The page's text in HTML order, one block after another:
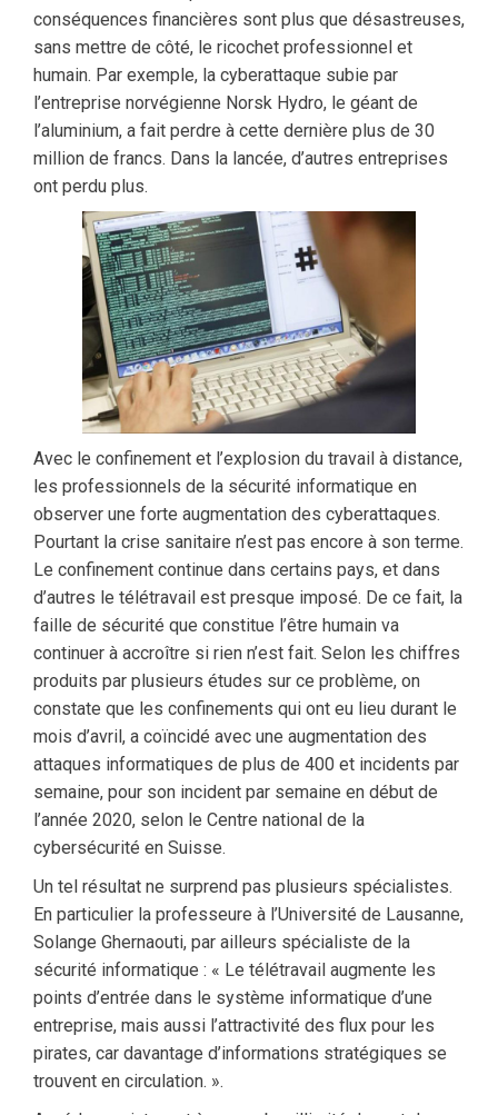
conséquences financières sont plus que désastreuses,
sans mettre de côté, le ricochet professionnel et
humain. Par exemple, la cyberattaque subie par
l’entreprise norvégienne Norsk Hydro, le géant de
l’aluminium, a fait perdre à cette dernière plus de 30
million de francs. Dans la lancée, d’autres entreprises
ont perdu plus.
Avec le confinement et l’explosion du travail à distance,
les professionnels de la sécurité informatique en
observer une forte augmentation des cyberattaques.
Pourtant la crise sanitaire n’est pas encore à son terme.
Le confinement continue dans certains pays, et dans
d’autres le télétravail est presque imposé. De ce fait, la
faille de sécurité que constitue l’être humain va
continuer à accroître si rien n’est fait. Selon les chiffres
produits par plusieurs études sur ce problème, on
constate que les confinements qui ont eu lieu durant le
mois d’avril, a coïncidé avec une augmentation des
attaques informatiques de plus de 400 et incidents par
semaine, pour son incident par semaine en début de
l’année 2020, selon le Centre national de la
cybersécurité en Suisse.
Un tel résultat ne surprend pas plusieurs spécialistes.
En particulier la professeure à l’Université de Lausanne,
Solange Ghernaouti, par ailleurs spécialiste de la
sécurité informatique : « Le télétravail augmente les
points d’entrée dans le système informatique d’une
entreprise, mais aussi l’attractivité des flux pour les
pirates, car davantage d’informations stratégiques se
trouvent en circulation. ».